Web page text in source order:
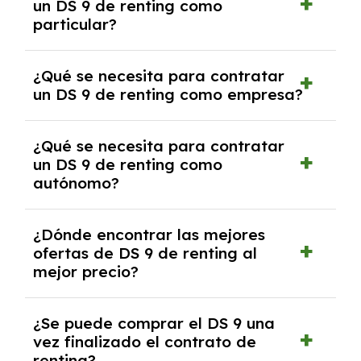
cancelación anticipada. Es importante revisar
las condiciones del contrato y hablar con un
experto que te asesore.
un DS 9 de renting como
particular?
y, en algunos casos, una consulta de solvencia
crediticia y un pago inicial.
¿Qué se necesita para contratar
un DS 9 de renting como empresa?
documentación financiera y, en algunos
casos, un informe de solvencia de la empresa
y un pago inicial.
¿Qué se necesita para contratar
un DS 9 de renting como
autónomo?
autónomos, justificante de ingresos y, en
algunos casos, un informe fiscal y un pago
inicial.
¿Dónde encontrar las mejores
ofertas de DS 9 de renting al
mejor precio?
mejores ofertas de vehículos de renting con
todos los gastos incluidos y sin pagar
¿Se puede comprar el DS 9 una
vez finalizado el contrato de